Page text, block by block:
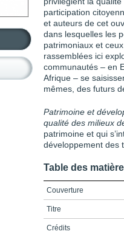
participation
et auteurs de cet
dans lesquelles les
patrimoniaux et
rassemblées ici
communautés – en
Afrique – se
mêmes, des futurs
Patrimoine et
qualité des milieux
patrimoine et qui
développement des
Table des
Couverture
Titre
Crédits